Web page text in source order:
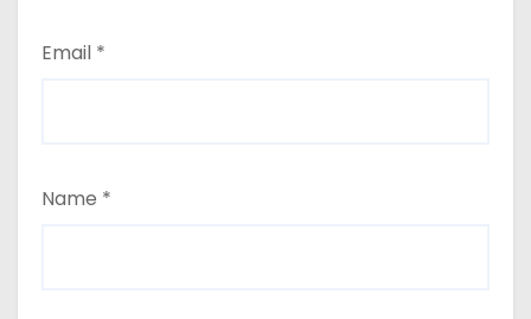
Email *
Name *